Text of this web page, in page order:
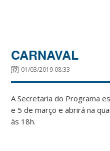
CARNAVAL
01/03/2019 08:33
A Secretaria do Programa
e 5 de março e abrirá na
às 18h.